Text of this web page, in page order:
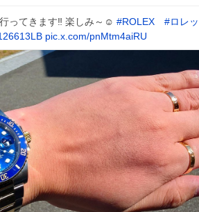
ってきます‼️ 楽しみ～☺ #ROLEX #ロレ
pic.x.com/pnMtm4aiRU